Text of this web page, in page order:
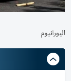
اليورانيوم